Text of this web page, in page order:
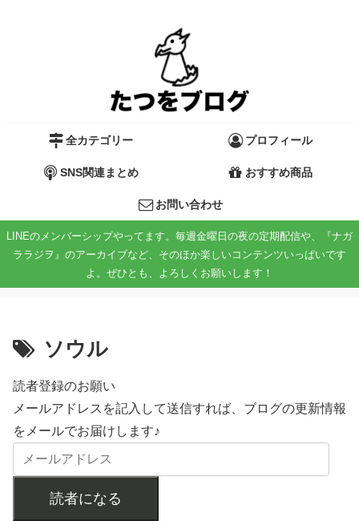
全カテゴリー プロフィール
SNS関連まとめ おすすめ商品
お問い合わせ
LINEのメンバーシップやってます。毎週金曜日の夜の定期配信や、『ナガ
ララジヲ』のアーカイブなど、そのほか楽しいコンテンツいっぱいです
よ。ぜひとも、よろしくお願いします！
ソウル
読者登録のお願い
メールアドレスを記入して送信すれば、ブログの更新情報
をメールでお届けします♪
読者になる